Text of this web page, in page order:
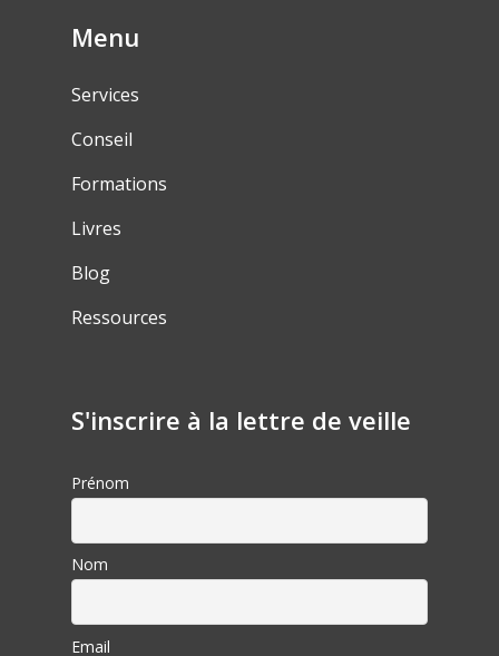
Menu
Services
Conseil
Formations
Livres
Blog
Ressources
S'inscrire à la lettre de veille
Prénom
Nom
Email